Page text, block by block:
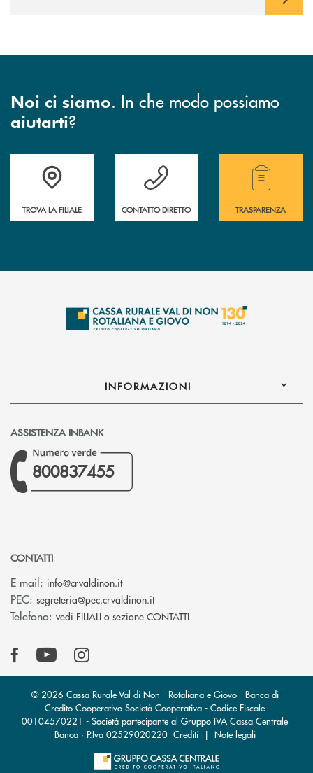
Noi ci siamo. In che modo possiamo
aiutarti?
Accedi all' elenco completo di indirizzo, telefono e mail delle nostre
TROVA LA FILIALE
Hai bisogno di assistenza immediata?
CONTATTO DIRETTO
Hai bisogno di
TRASPARENZA
INFORMAZIONI
ASSISTENZA INBANK
800837455
CONTATTI
E-mail: info@crvaldinon.it(si apre l’app di posta elettronica)
PEC: segreteria@pec.crvaldinon.it(si apre l’app di posta
Telefono: vedi FILIALI o sezione CONTATTI
© 2026 Cassa Rurale Val di Non - Rotaliana e Giovo - Banca di
Credito Cooperativo Società Cooperativa - Codice Fiscale
00104570221 - Società partecipante al Gruppo IVA Cassa Centrale
Banca · P.Iva 02529020220 Crediti| Note legali